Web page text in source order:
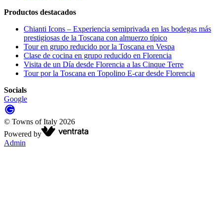
Productos destacados
Chianti Icons – Experiencia semiprivada en las bodegas más
prestigiosas de la Toscana con almuerzo típico
Tour en grupo reducido por la Toscana en Vespa
Clase de cocina en grupo reducido en Florencia
Visita de un Día desde Florencia a las Cinque Terre
Tour por la Toscana en Topolino E-car desde Florencia
Socials
Google
© Towns of Italy 2026
Powered by
Admin